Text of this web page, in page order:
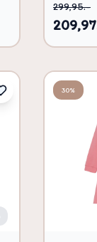
299,95.-
30%